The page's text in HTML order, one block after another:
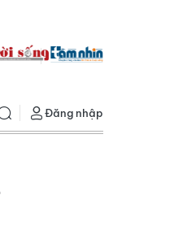
Đăng nhập